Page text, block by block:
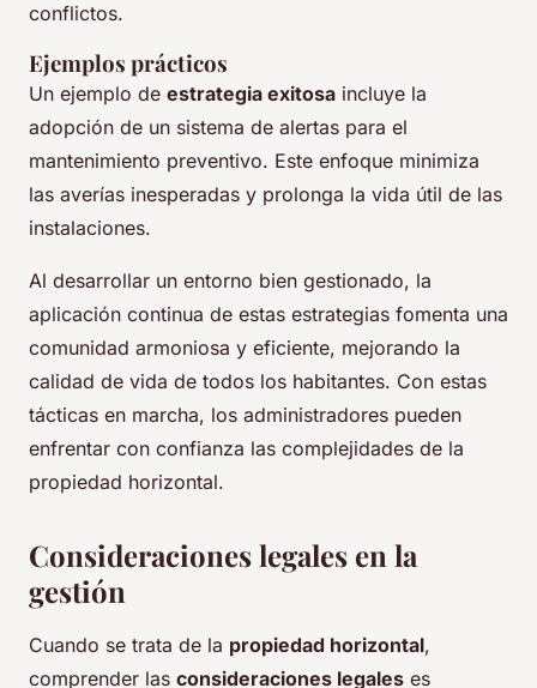
conflictos.
Ejemplos prácticos
Un ejemplo de estrategia exitosa incluye la
adopción de un sistema de alertas para el
mantenimiento preventivo. Este enfoque minimiza
las averías inesperadas y prolonga la vida útil de las
instalaciones.
Al desarrollar un entorno bien gestionado, la
aplicación continua de estas estrategias fomenta una
comunidad armoniosa y eficiente, mejorando la
calidad de vida de todos los habitantes. Con estas
tácticas en marcha, los administradores pueden
enfrentar con confianza las complejidades de la
propiedad horizontal.
Consideraciones legales en la
gestión
Cuando se trata de la propiedad horizontal,
comprender las consideraciones legales es